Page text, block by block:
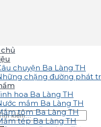
chuyện Ba Làng TH
chặng đường phát
hoa Ba Làng TH
mắm Ba Làng TH
tôm Ba Làng TH
tép Ba Làng TH